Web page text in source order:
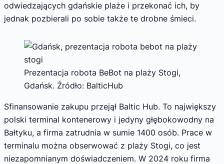
odwiedzających gdańskie plaże i przekonać ich, by
jednak pozbierali po sobie także te drobne śmieci.
Prezentacja robota BeBot na plaży Stogi,
Gdańsk. Źródło: BalticHub
Sfinansowanie zakupu przejął Baltic Hub. To największy
polski terminal kontenerowy i jedyny głębokowodny na
Bałtyku, a firma zatrudnia w sumie 1400 osób. Prace w
terminalu można obserwować z plaży Stogi, co jest
niezapomnianym doświadczeniem. W 2024 roku firma